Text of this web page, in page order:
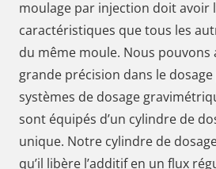
moulage par injection doit avoir
caractéristiques que tous les
du même moule. Nous
grande précision dans le
systèmes de dosage
sont équipés d’un cylindre de
unique. Notre cylindre de
qu’il libère l’additif en un flux